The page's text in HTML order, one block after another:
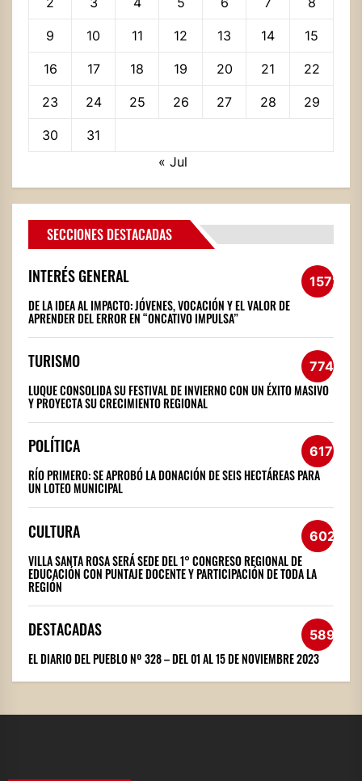
9 10 11 12 13 14 15
16 17 18 19 20 21 22
23 24 25 26 27 28 29
30
31
« Jul
SECCIONES DESTACADAS
INTERÉS GENERAL 1572
DE LA IDEA AL IMPACTO: JÓVENES, VOCACIÓN Y EL VALOR DE
APRENDER DEL ERROR EN “ONCATIVO IMPULSA”
TURISMO 774
LUQUE CONSOLIDA SU FESTIVAL DE INVIERNO CON UN ÉXITO MASIVO
Y PROYECTA SU CRECIMIENTO REGIONAL
POLÍTICA 617
RÍO PRIMERO: SE APROBÓ LA DONACIÓN DE SEIS HECTÁREAS PARA
UN LOTEO MUNICIPAL
CULTURA 602
VILLA SANTA ROSA SERÁ SEDE DEL 1° CONGRESO REGIONAL DE
EDUCACIÓN CON PUNTAJE DOCENTE Y PARTICIPACIÓN DE TODA LA
REGIÓN
DESTACADAS 589
EL DIARIO DEL PUEBLO Nº 328 – DEL 01 AL 15 DE NOVIEMBRE 2023